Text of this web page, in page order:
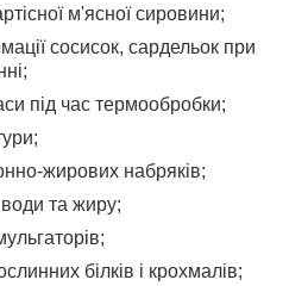
м'ясної сировини;
сосисок, сардельок при
під час термообробки;
жирових набряків;
та жиру;
білків і крохмалів;